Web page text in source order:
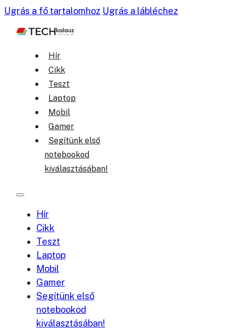
Ugrás a fő tartalomhoz Ugrás a lábléchez
Hír
Cikk
Teszt
Laptop
Mobil
Gamer
Segítünk első
notebookod
kiválasztásában!
Hír
Cikk
Teszt
Laptop
Mobil
Gamer
Segítünk első
notebookod
kiválasztásában!